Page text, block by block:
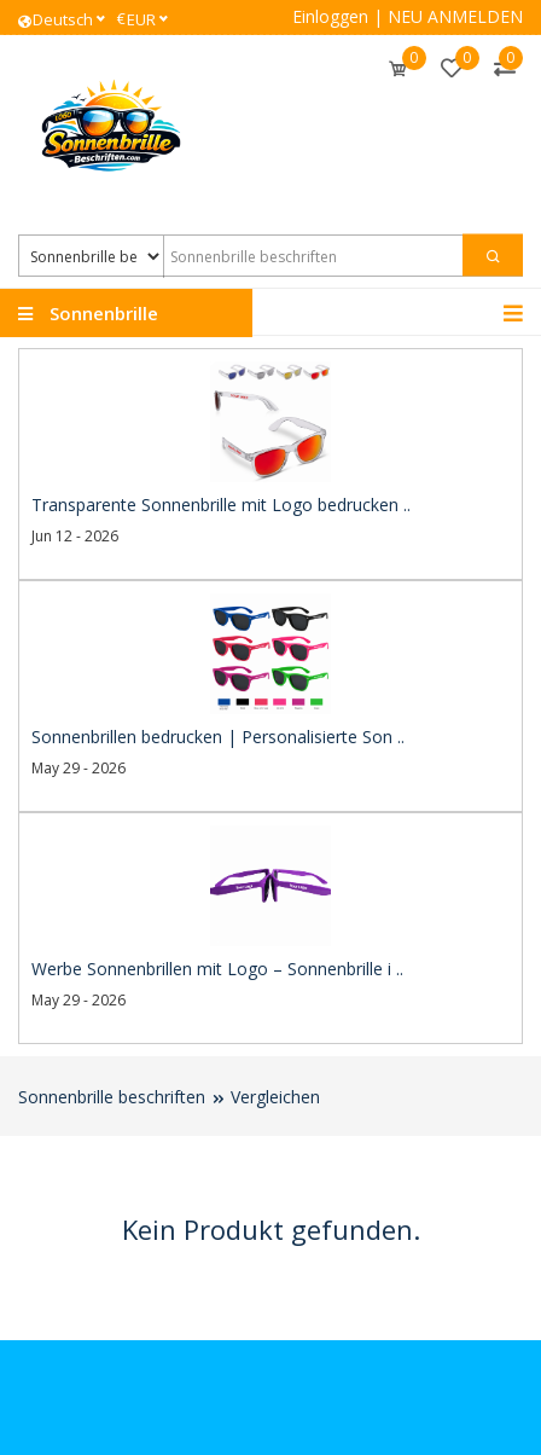
Deutsch €EUR Einloggen | NEU ANMELDEN
0 0 0
Sonnenbrille
Transparente Sonnenbrille mit Logo bedrucken ..
Jun 12 - 2026
Sonnenbrillen bedrucken | Personalisierte Son ..
May 29 - 2026
Werbe Sonnenbrillen mit Logo – Sonnenbrille i ..
May 29 - 2026
Sonnenbrille beschriften Vergleichen
Kein Produkt gefunden.